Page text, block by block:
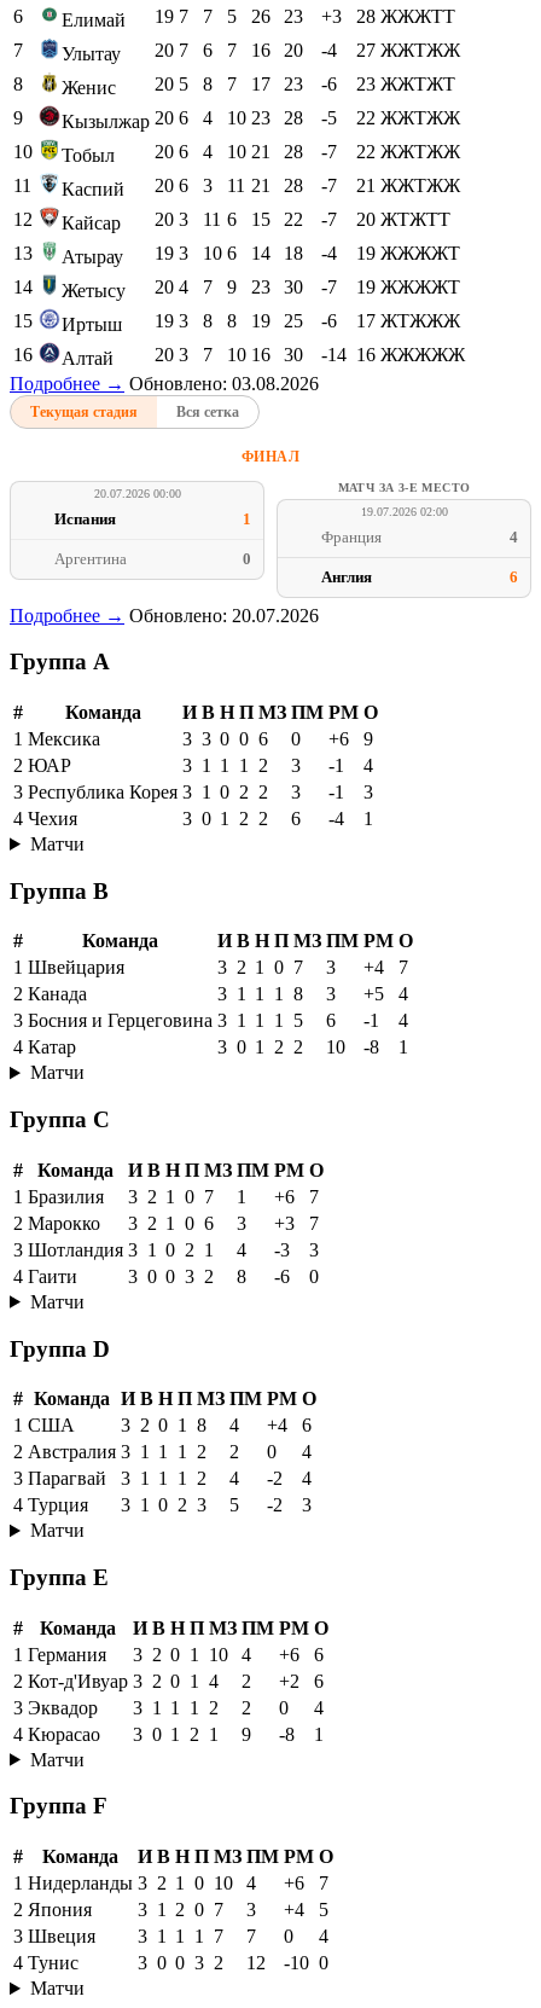
6 Елимай 19 7 7 5 26 23 +3 28 ЖЖЖТТ
7
Улытау 20 7 6 7 16 20 -4 27 ЖЖТЖЖ
8
Женис 20 5 8 7 17 23 -6 23 ЖЖТЖТ
9
Кызылжар 20 6 4 10 23 28 -5 22 ЖЖТЖЖ
10
Тобыл 20 6 4 10 21 28 -7 22 ЖЖТЖЖ
11
Каспий 20 6 3 11 21 28 -7 21 ЖЖТЖЖ
12
Кайсар 20 3 11 6 15 22 -7 20 ЖТЖТТ
13
Атырау 19 3 10 6 14 18 -4 19 ЖЖЖЖТ
14
Жетысу 20 4 7 9 23 30 -7 19 ЖЖЖЖТ
15
Иртыш 19 3 8 8 19 25 -6 17 ЖТЖЖЖ
16
Алтай 20 3 7 10 16 30 -14 16 ЖЖЖЖЖ
Подробнее → Обновлено: 03.08.2026
Текущая стадия Вся сетка
ФИНАЛ
20.07.2026 00:00
Испания 1
Аргентина 0
МАТЧ ЗА 3-Е МЕСТО
19.07.2026 02:00
Франция 4
Англия 6
Подробнее → Обновлено: 20.07.2026
Группа A
# Команда И В Н П МЗ ПМ РМ О
1 Мексика 3 3 0 0 6 0 +6
9
2 ЮАР 3 1 1 1 2 3 -1
4
3 Республика Корея 3 1 0 2 2 3 -1
3
4 Чехия 3 0 1 2 2 6 -4
1
Матчи
Группа B
# Команда И В Н П МЗ ПМ РМ О
1 Швейцария 3 2 1 0 7 3 +4
7
2 Канада 3 1 1 1 8 3 +5
4
3 Босния и Герцеговина 3 1 1 1 5 6 -1
4
4 Катар 3 0 1 2 2 10 -8
1
Матчи
Группа C
# Команда И В Н П МЗ ПМ РМ О
1 Бразилия 3 2 1 0 7 1 +6
7
2 Марокко 3 2 1 0 6 3 +3
7
3 Шотландия 3 1 0 2 1 4 -3
3
4 Гаити 3 0 0 3 2 8 -6
0
Матчи
Группа D
# Команда И В Н П МЗ ПМ РМ О
1 США 3 2 0 1 8 4 +4
6
2 Австралия 3 1 1 1 2 2 0
4
3 Парагвай 3 1 1 1 2 4 -2
4
4 Турция 3 1 0 2 3 5 -2
3
Матчи
Группа E
# Команда И В Н П МЗ ПМ РМ О
1 Германия 3 2 0 1 10 4 +6
6
2 Кот-д'Ивуар 3 2 0 1 4 2 +2
6
3 Эквадор 3 1 1 1 2 2 0
4
4 Кюрасао 3 0 1 2 1 9 -8
1
Матчи
Группа F
# Команда И В Н П МЗ ПМ РМ О
1 Нидерланды 3 2 1 0 10 4 +6
7
2 Япония 3 1 2 0 7 3 +4
5
3 Швеция 3 1 1 1 7 7 0
4
4 Тунис 3 0 0 3 2 12 -10 0
Матчи